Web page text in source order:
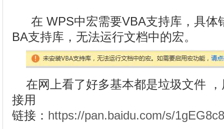
在 WPS中宏需要VBA支持库，具体
BA支持库，无法运行文档中的宏。
在网上看了好多基本都是垃圾文件
接用
链接： https://pan.baidu.com/s/